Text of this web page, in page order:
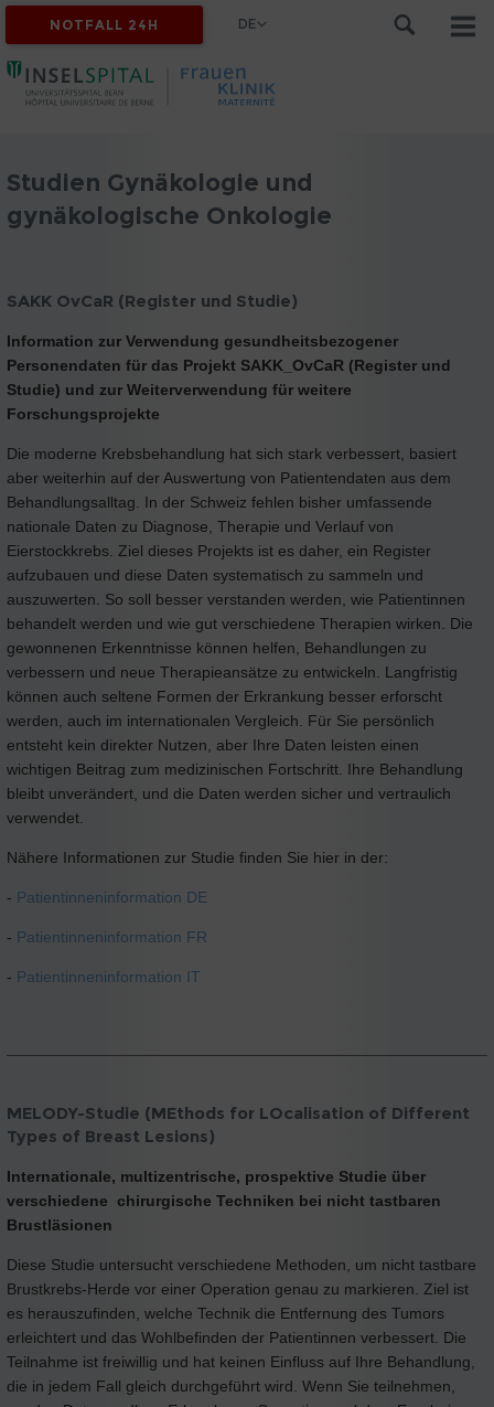
NOTFALL 24H DE
Studien Gynäkologie und
gynäkologische Onkologie
SAKK OvCaR (Register und Studie)
Information zur Verwendung gesundheitsbezogener
Personendaten für das Projekt SAKK_OvCaR (Register und
Studie) und zur Weiterverwendung für weitere
Forschungsprojekte
Die moderne Krebsbehandlung hat sich stark verbessert, basiert
aber weiterhin auf der Auswertung von Patientendaten aus dem
Behandlungsalltag. In der Schweiz fehlen bisher umfassende
nationale Daten zu Diagnose, Therapie und Verlauf von
Eierstockkrebs. Ziel dieses Projekts ist es daher, ein Register
aufzubauen und diese Daten systematisch zu sammeln und
auszuwerten. So soll besser verstanden werden, wie Patientinnen
behandelt werden und wie gut verschiedene Therapien wirken. Die
gewonnenen Erkenntnisse können helfen, Behandlungen zu
verbessern und neue Therapieansätze zu entwickeln. Langfristig
können auch seltene Formen der Erkrankung besser erforscht
werden, auch im internationalen Vergleich. Für Sie persönlich
entsteht kein direkter Nutzen, aber Ihre Daten leisten einen
wichtigen Beitrag zum medizinischen Fortschritt. Ihre Behandlung
bleibt unverändert, und die Daten werden sicher und vertraulich
verwendet.
Nähere Informationen zur Studie finden Sie hier in der:
- Patientinneninformation DE
- Patientinneninformation FR
- Patientinneninformation IT
MELODY-Studie (MEthods for LOcalisation of Different
Types of Breast Lesions)
Internationale, multizentrische, prospektive Studie über
verschiedene chirurgische Techniken bei nicht tastbaren
Brustläsionen
Diese Studie untersucht verschiedene Methoden, um nicht tastbare
Brustkrebs-Herde vor einer Operation genau zu markieren. Ziel ist
es herauszufinden, welche Technik die Entfernung des Tumors
erleichtert und das Wohlbefinden der Patientinnen verbessert. Die
Teilnahme ist freiwillig und hat keinen Einfluss auf Ihre Behandlung,
die in jedem Fall gleich durchgeführt wird. Wenn Sie teilnehmen,